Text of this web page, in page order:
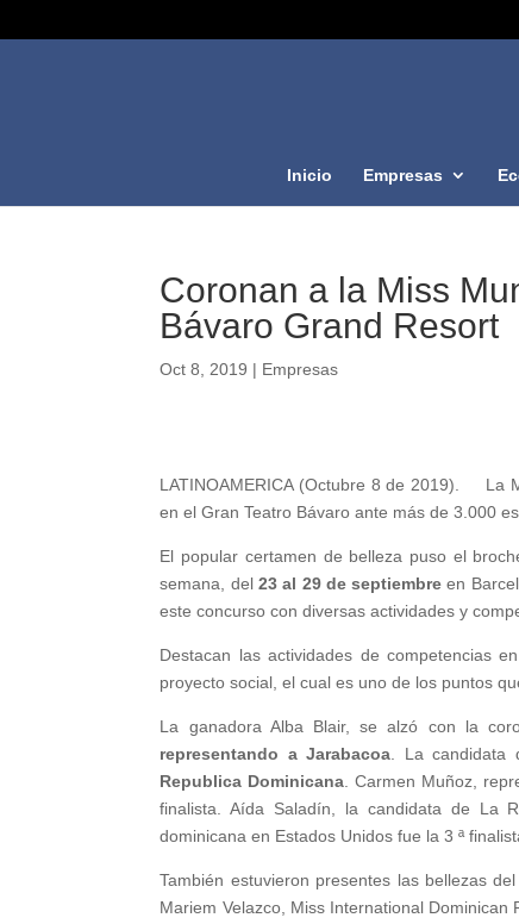
Inicio Empresas
Coronan a la Miss
Bávaro Grand Resort
Oct 8, 2019 | Empresas
LATINOAMERICA (Octubre 8 de 2019). La
en el Gran Teatro Bávaro ante más de 3.000
El popular certamen de belleza puso el
semana, del 23 al 29 de septiembre en
este concurso con diversas actividades y
Destacan las actividades de competencias
proyecto social, el cual es uno de los puntos
La ganadora Alba Blair, se alzó con la
representando a Jarabacoa . La
Republica Dominicana . Carmen Muñoz,
finalista. Aída Saladín, la candidata de La
dominicana en Estados Unidos fue la 3 ª
También estuvieron presentes las bellezas
Mariem Velazco, Miss International